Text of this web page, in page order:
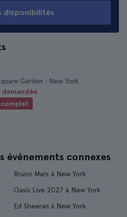
disponibilités
Garden • New York
demandée
événements connexes
Bruno Mars à New York
Oasis Live 2027 à New York
Ed Sheeran à New York